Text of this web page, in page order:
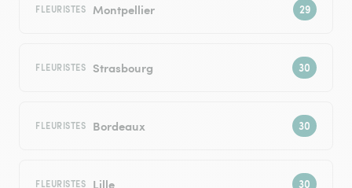
FLEURISTES Montpellier
FLEURISTES Strasbourg
FLEURISTES Bordeaux
FLEURISTES Lille